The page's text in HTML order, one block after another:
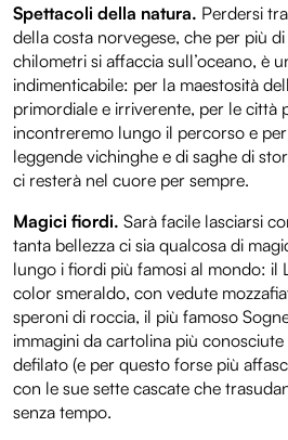
Spettacoli della natura. Perdersi
della costa norvegese, che per più
chilometri si affaccia sull’oceano, è
indimenticabile: per la maestosità
primordiale e irriverente, per le città
incontreremo lungo il percorso e
leggende vichinghe e di saghe di
ci resterà nel cuore per sempre.
Magici fiordi. Sarà facile lasciarsi
tanta bellezza ci sia qualcosa di
lungo i fiordi più famosi al mondo: il
color smeraldo, con vedute
speroni di roccia, il più famoso
immagini da cartolina più
defilato (e per questo forse più
con le sue sette cascate che
senza tempo.